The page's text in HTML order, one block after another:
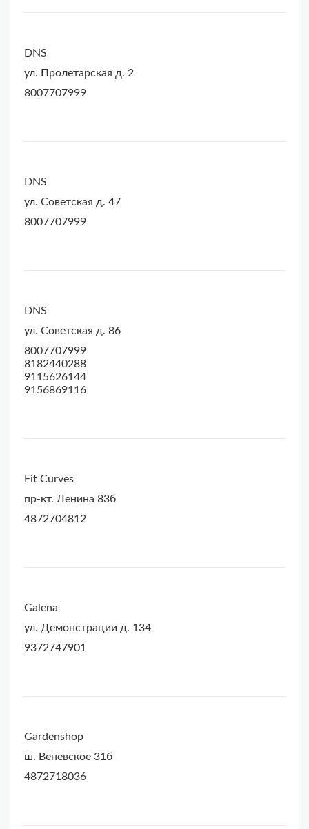
DNS
ул. Пролетарская д. 2
8007707999
DNS
ул. Советская д. 47
8007707999
DNS
ул. Советская д. 86
8007707999
8182440288
9115626144
9156869116
Fit Curves
пр-кт. Ленина 83б
4872704812
Galena
ул. Демонстрации д. 134
9372747901
Gardenshop
ш. Веневское 31б
4872718036